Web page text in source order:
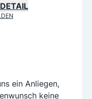
ein Anliegen,
keine